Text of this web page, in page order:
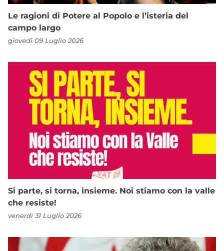
Le ragioni di Potere al Popolo e l’isteria del
campo largo
giovedì 09 Luglio 2026
Si parte, si torna, insieme. Noi stiamo con la valle
che resiste!
venerdì 31 Luglio 2026